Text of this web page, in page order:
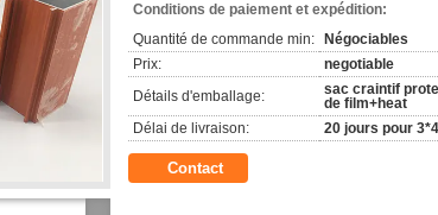
Conditions de paiement et expédition:
Quantité de commande min:
Négociables
Prix:
negotiable
Détails d'emballage:
sac craintif
de film+heat
Délai de livraison:
20 jours pour
Contact